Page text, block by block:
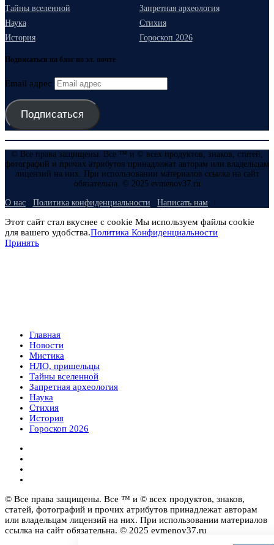
Тайны вселенной
Запретная археология
Наука
Стихия
История
Гороскоп 2026
Подписаться на блог по эл. почте
Email адрес
Подписаться
© Все права защищены. Все ™ и © всех продуктов, знаков, статей,
фотографий и прочих атрибутов принадлежат авторам или владельцам
лицензий на них. При использовании материалов ссылка на сайт
обязательна. © 2025 evmenov37.ru
О нас Политика конфиденциальности Написать нам
Этот сайт стал вкуснее с cookie Мы используем файлы cookie
для вашего удобства.Политика Конфиденциальности
Принять
Главная
Новости
Мистика
НЛО, пришельцы
Тайны вселенной
Запретная археология
Наука
Стихия
История
Гороскоп 2026
© Все права защищены. Все ™ и © всех продуктов, знаков,
статей, фотографий и прочих атрибутов принадлежат авторам
или владельцам лицензий на них. При использовании материалов
ссылка на сайт обязательна. © 2025 evmenov37.ru